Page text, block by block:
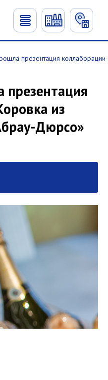
презентация
из
Дюрсо»